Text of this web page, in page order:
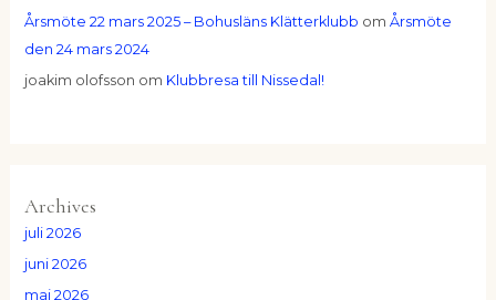
Årsmöte 22 mars 2025 – Bohusläns Klätterklubb om Årsmöte
den 24 mars 2024
joakim olofsson om Klubbresa till Nissedal!
Archives
juli 2026
juni 2026
maj 2026